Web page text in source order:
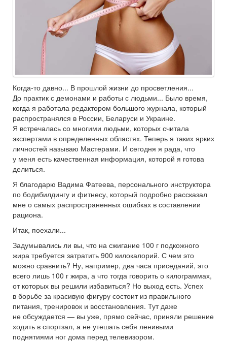
Когда-то давно... В прошлой жизни до просветления...
До практик с демонами и работы с людьми... Было время,
когда я работала редактором большого журнала, который
распространялся в России, Беларуси и Украине.
Я встречалась со многими людьми, которых считала
экспертами в определенных областях. Теперь я таких ярких
личностей называю Мастерами. И сегодня я рада, что
у меня есть качественная информация, которой я готова
делиться.
Я благодарю Вадима Фатеева, персонального инструктора
по бодибилдингу и фитнесу, который подробно рассказал
мне о самых распространенных ошибках в составлении
рациона.
Итак, поехали...
Задумывались ли вы, что на сжигание 100 г подкожного
жира требуется затратить 900 килокалорий. С чем это
можно сравнить? Ну, например, два часа приседаний, это
всего лишь 100 г жира, а что тогда говорить о килограммах,
от которых вы решили избавиться? Но выход есть. Успех
в борьбе за красивую фигуру состоит из правильного
питания, тренировок и восстановления. Тут даже
не обсуждается — вы уже, прямо сейчас, приняли решение
ходить в спортзал, а не утешать себя ленивыми
поднятиями ног дома перед телевизором.